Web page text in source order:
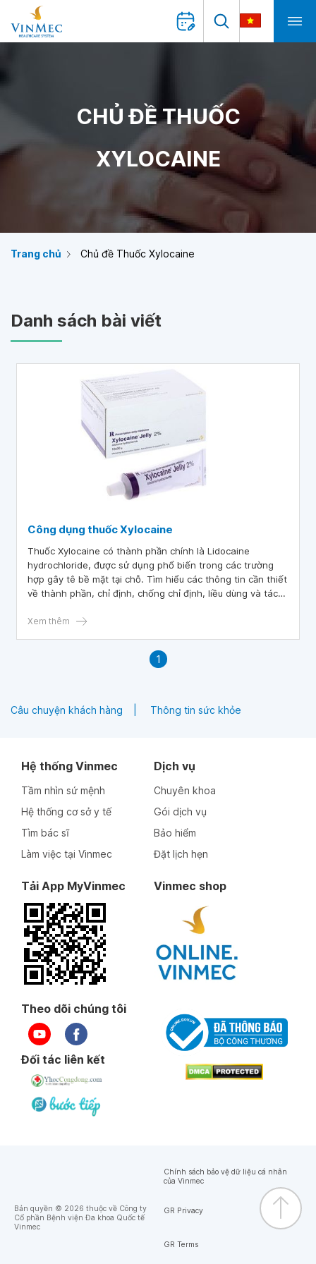
CHỦ ĐỀ THUỐC
XYLOCAINE
Trang chủ Chủ đề Thuốc Xylocaine
Danh sách bài viết
Công dụng thuốc Xylocaine
Thuốc Xylocaine có thành phần chính là Lidocaine
hydrochloride, được sử dụng phổ biến trong các trường
hợp gây tê bề mặt tại chỗ. Tìm hiểu các thông tin cần thiết
về thành phần, chỉ định, chống chỉ định, liều dùng và tác
và người nhà hiệu quả điều trị tốt nhất.
Xem thêm
1
Câu chuyện khách hàng Thông tin sức khỏe
Hệ thống Vinmec
Tầm nhìn sứ mệnh
Hệ thống cơ sở y tế
Tìm bác sĩ
Làm việc tại Vinmec
Dịch vụ
Chuyên khoa
Gói dịch vụ
Bảo hiểm
Đặt lịch hẹn
Tải App MyVinmec Vinmec shop
Theo dõi chúng tôi
Đối tác liên kết
Bản quyền © 2026 thuộc về Công ty
Cổ phần Bệnh viện Đa khoa Quốc tế
Vinmec
Chính sách bảo vệ dữ liệu cá nhân
của Vinmec
GR Privacy
GR Terms